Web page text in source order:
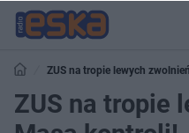
ZUS na tropie lewych
ZUS na tropie